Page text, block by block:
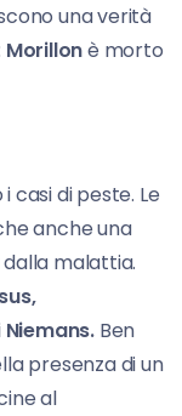
una verità
Morillonè morto
casi di peste. Le
anche una
malattia.
Niemans. Ben
presenza di un
al